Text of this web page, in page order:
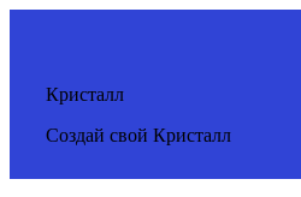
Кристалл
Создай свой Кристалл